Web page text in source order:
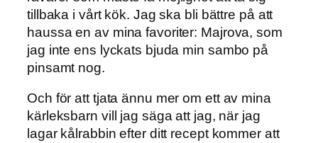
tillbaka i vårt kök. Jag ska bli bättre på att
haussa en av mina favoriter: Majrova, som
jag inte ens lyckats bjuda min sambo på
pinsamt nog.
Och för att tjata ännu mer om ett av mina
kärleksbarn vill jag säga att jag, när jag
lagar kålrabbin efter ditt recept kommer att